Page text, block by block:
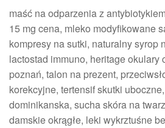
maść na odparzenia z
15 mg cena, mleko modyfikowane
kompresy na sutki, naturalny syrop
lactostad immuno, heritage okulary
poznań, talon na prezent,
korekcyjne, tertensif skutki
dominikanska, sucha skóra na
damskie okrągłe, leki wykrztuśne